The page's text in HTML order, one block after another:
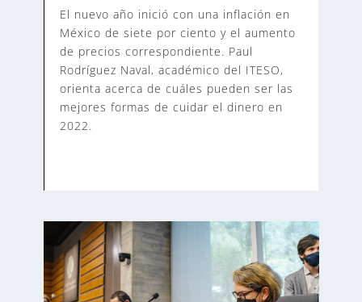
El nuevo año inició con una inflación en
México de siete por ciento y el aumento
de precios correspondiente. Paul
Rodríguez Naval, académico del ITESO,
orienta acerca de cuáles pueden ser las
mejores formas de cuidar el dinero en
2022.